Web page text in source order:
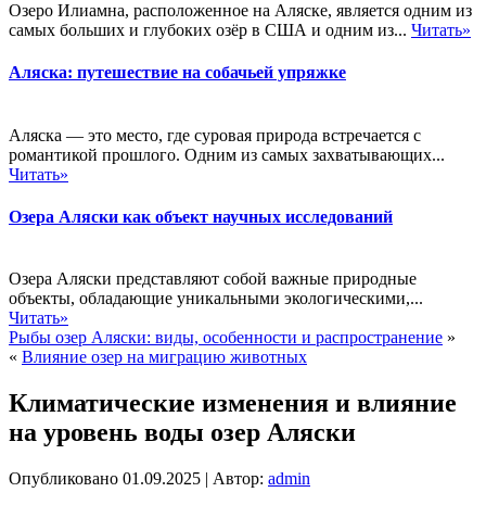
Озеро Илиамна, расположенное на Аляске, является одним из
самых больших и глубоких озёр в США и одним из... Читать»
Аляска: путешествие на собачьей упряжке
Аляска — это место, где суровая природа встречается с
романтикой прошлого. Одним из самых захватывающих...
Читать»
Озера Аляски как объект научных исследований
Озера Аляски представляют собой важные природные
объекты, обладающие уникальными экологическими,...
Читать»
Рыбы озер Аляски: виды, особенности и распространение »
« Влияние озер на миграцию животных
Климатические изменения и влияние
на уровень воды озер Аляски
Опубликовано 01.09.2025 | Автор: admin